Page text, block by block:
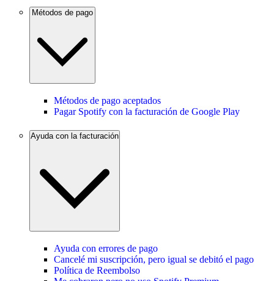
Métodos de pago aceptados
Pagar Spotify con la facturación de Google Play
Ayuda con la facturación
Ayuda con errores de pago
Cancelé mi suscripción, pero igual se debitó el pago
Política de Reembolso